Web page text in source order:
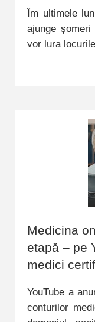
Îm ultimele
ajunge
vor lura
Medicina
etapă – pe
medici
YouTube a
conturilor